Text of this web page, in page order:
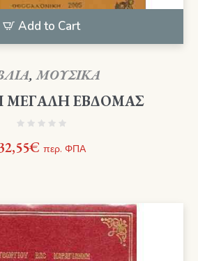
Add to Cart
,ΜΟΥΣΙΚΑ
ΜΕΓΑΛΗ ΕΒΔΟΜΑΣ
€ περ. ΦΠΑ